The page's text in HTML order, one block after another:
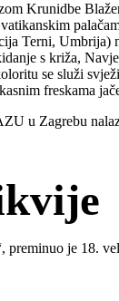
Krunidbe
Terni,
s križa,
se služi
freskama
u Zagrebu
je 18.